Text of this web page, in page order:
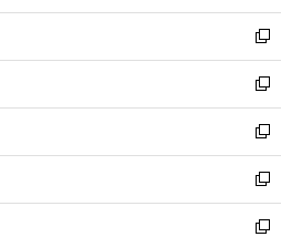
開
く
ウ
で
開
く
ン
ド
ウ
で
開
く
ウ
ィ
ン
ド
ウ
で
開
く
新
し
い
ウ
ィ
ン
ド
ウ
で
新
し
い
ウ
ィ
ン
ド
新
し
い
ウ
ィ
新
し
い
新